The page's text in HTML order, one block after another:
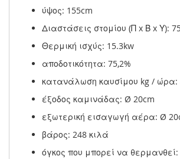
ύψος: 155cm
Διαστάσεις στομίου (Π x Β x Υ):
Θερμική ισχύς: 15.3kw
αποδοτικότητα: 75,2%
κατανάλωση καυσίμου kg / ώρα:
έξοδος καμινάδας: Ø 20cm
εξωτερική εισαγωγή αέρα: Ø
βάρος: 248 κιλά
όγκος που μπορεί να θερμανθεί: